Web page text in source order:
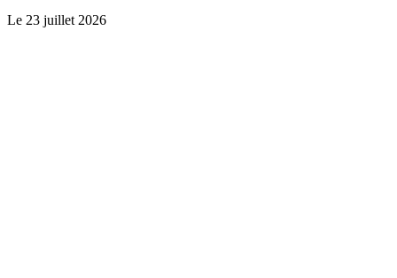
Le 23 juillet 2026